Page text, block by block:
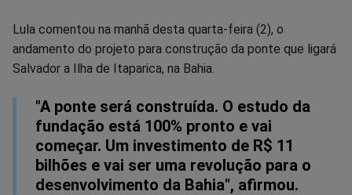
Compartilhar
no
Facebook
Compartilhar
no
Whatsapp
Compartilhar
no
Twitter
Compartilhar
no
Messenger
Compartilhar
TelegramGettr
Lula comentou na manhã desta quarta-feira (2), o
andamento do projeto para construção da ponte que ligará
Salvador a Ilha de Itaparica, na Bahia.
"A ponte será construída. O estudo da
fundação está 100% pronto e vai
começar. Um investimento de R$ 11
bilhões e vai ser uma revolução para o
desenvolvimento da Bahia", afirmou.